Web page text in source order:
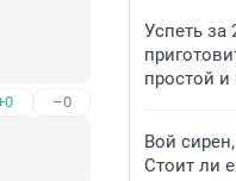
–0
Успеть за
простой
Вой
Стоит ли